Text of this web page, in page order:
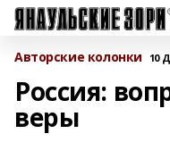
Авторские колонки 10
Россия:
веры